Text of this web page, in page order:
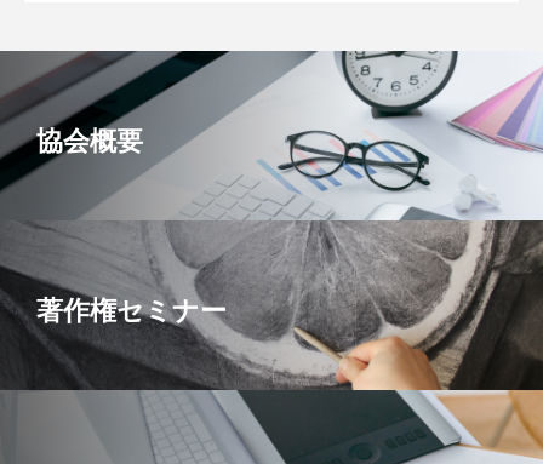
協会概要
著作権セミナー